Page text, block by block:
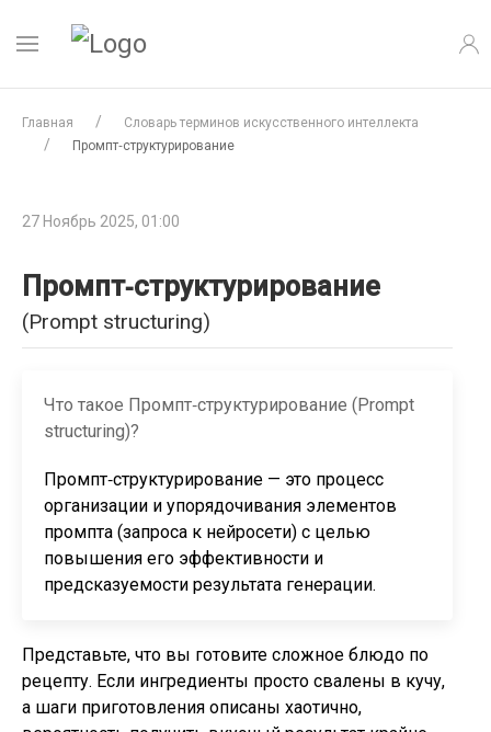
Главная
Словарь терминов искусственного интеллекта
Промпт‑структурирование
27 Ноябрь 2025, 01:00
Промпт‑структурирование
(Prompt structuring)
Что такое Промпт‑структурирование (Prompt
structuring)?
Промпт‑структурирование — это процесс
организации и упорядочивания элементов
промпта (запроса к нейросети) с целью
повышения его эффективности и
предсказуемости результата генерации.
Представьте, что вы готовите сложное блюдо по
рецепту. Если ингредиенты просто свалены в кучу,
а шаги приготовления описаны хаотично,